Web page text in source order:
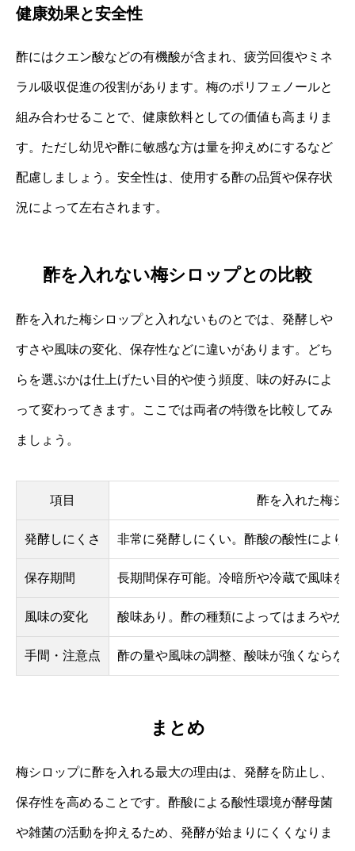
健康効果と安全性
酢にはクエン酸などの有機酸が含まれ、疲労回復やミネ
ラル吸収促進の役割があります。梅のポリフェノールと
組み合わせることで、健康飲料としての価値も高まりま
す。ただし幼児や酢に敏感な方は量を抑えめにするなど
配慮しましょう。安全性は、使用する酢の品質や保存状
況によって左右されます。
酢を入れない梅シロップとの比較
酢を入れた梅シロップと入れないものとでは、発酵しや
すさや風味の変化、保存性などに違いがあります。どち
らを選ぶかは仕上げたい目的や使う頻度、味の好みによ
って変わってきます。ここでは両者の特徴を比較してみ
ましょう。
項目 酢を入れた梅シ
発酵しにくさ 非常に発酵しにくい。酢酸の酸性により
保存期間 長期間保存可能。冷暗所や冷蔵で風味を
風味の変化 酸味あり。酢の種類によってはまろやか
手間・注意点 酢の量や風味の調整、酸味が強くならな
まとめ
梅シロップに酢を入れる最大の理由は、発酵を防止し、
保存性を高めることです。酢酸による酸性環境が酵母菌
や雑菌の活動を抑えるため、発酵が始まりにくくなりま